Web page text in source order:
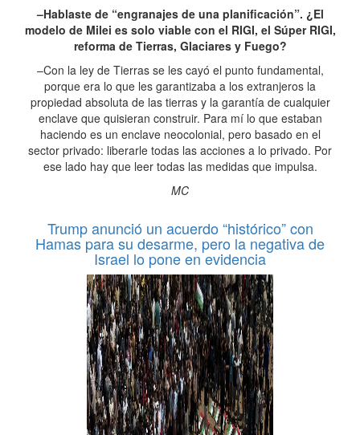
–Hablaste de “engranajes de una planificación”. ¿El
modelo de Milei es solo viable con el RIGI, el Súper RIGI,
reforma de Tierras, Glaciares y Fuego?
–Con la ley de Tierras se les cayó el punto fundamental,
porque era lo que les garantizaba a los extranjeros la
propiedad absoluta de las tierras y la garantía de cualquier
enclave que quisieran construir. Para mí lo que estaban
haciendo es un enclave neocolonial, pero basado en el
sector privado: liberarle todas las acciones a lo privado. Por
ese lado hay que leer todas las medidas que impulsa.
MC
Trump anunció un acuerdo “histórico” con
Hamas para su desarme, pero la negativa de
Israel lo pone en evidencia